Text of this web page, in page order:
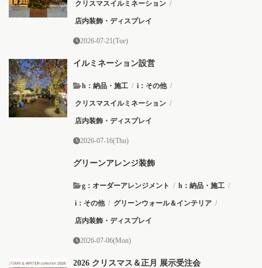
クリスマスイルミネーション /
店内装飾・ディスプレイ
2026-07-21(Tue)
イルミネーション設営
h：納品・施工 / i：その他 /
クリスマスイルミネーション /
店内装飾・ディスプレイ
2026-07-16(Thu)
グリーンアレンジ装飾
g：オーダーアレンジメント / h：納品・施工 /
i：その他 / グリーンウォール＆インテリア /
店内装飾・ディスプレイ
2026-07-06(Mon)
2026 クリスマス＆正月 展示受注会